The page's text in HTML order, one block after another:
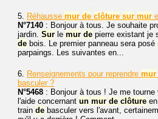
5. Réhausse mur de clôture sur mur
N°7140 : Bonjour à tous. Je souhaite
jardin. Sur le mur de pierre existant je
de bois. Le premier panneau sera posé
parpaings. Les suivantes en...
6. Renseignements pour reprendre mur
basculer ?
N°5468 : Bonjour à tous ! Je me
l'aide concernant un mur de clôture
train de basculer vers l'avant,